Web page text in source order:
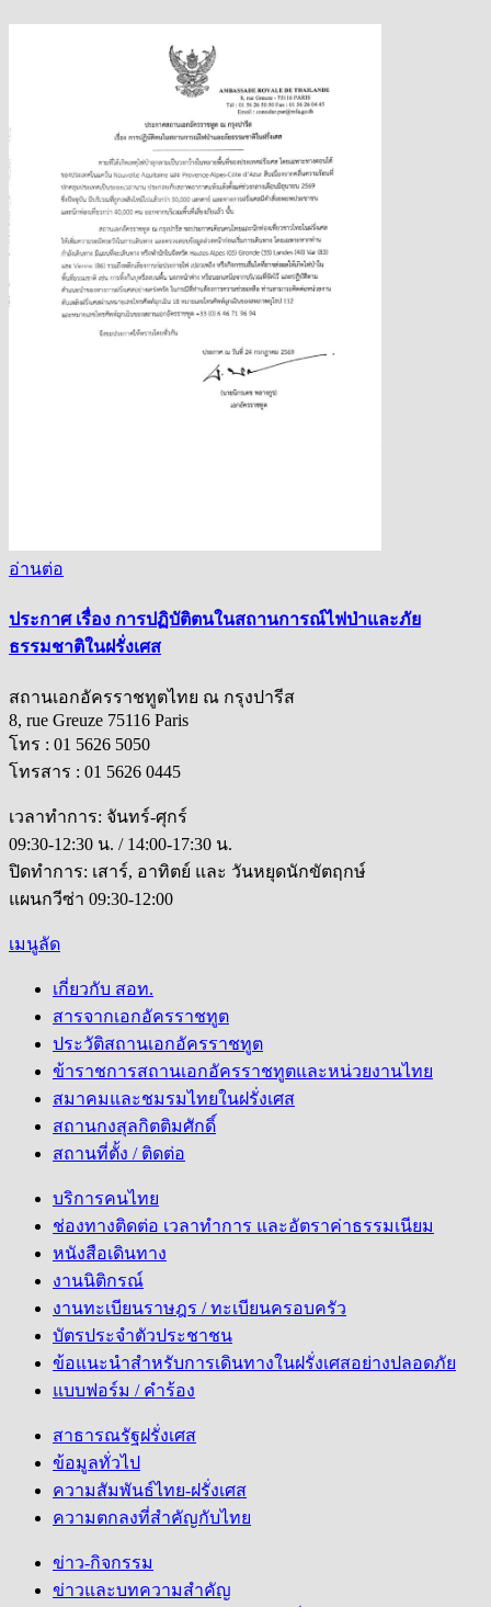
อ่านต่อ
ประกาศ เรื่อง การปฏิบัติตนในสถานการณ์ไฟป่าและภัย
ธรรมชาติในฝรั่งเศส
สถานเอกอัครราชทูตไทย ณ กรุงปารีส
8, rue Greuze 75116 Paris
โทร : 01 5626 5050
โทรสาร : 01 5626 0445
เวลาทำการ: จันทร์-ศุกร์
09:30-12:30 น. / 14:00-17:30 น.
ปิดทำการ: เสาร์, อาทิตย์ และ วันหยุดนักขัตฤกษ์
แผนกวีซ่า 09:30-12:00
เมนูลัด
เกี่ยวกับ สอท.
สารจากเอกอัครราชทูต
ประวัติสถานเอกอัครราชทูต
ข้าราชการสถานเอกอัครราชทูตและหน่วยงานไทย
สมาคมและชมรมไทยในฝรั่งเศส
สถานกงสุลกิตติมศักดิ์
สถานที่ตั้ง / ติดต่อ
บริการคนไทย
ช่องทางติดต่อ เวลาทำการ และอัตราค่าธรรมเนียม
หนังสือเดินทาง
งานนิติกรณ์
งานทะเบียนราษฎร / ทะเบียนครอบครัว
บัตรประจำตัวประชาชน
ข้อแนะนำสำหรับการเดินทางในฝรั่งเศสอย่างปลอดภัย
แบบฟอร์ม / คำร้อง
สาธารณรัฐฝรั่งเศส
ข้อมูลทั่วไป
ความสัมพันธ์ไทย-ฝรั่งเศส
ความตกลงที่สำคัญกับไทย
ข่าว-กิจกรรม
ข่าวและบทความสำคัญ